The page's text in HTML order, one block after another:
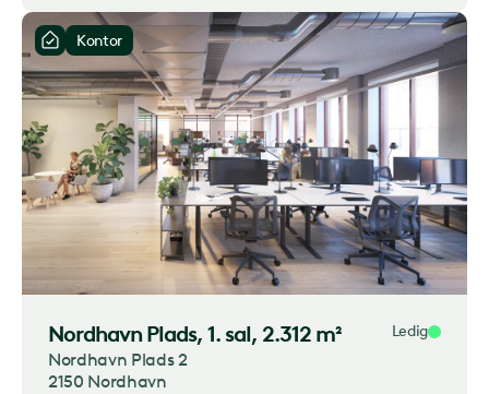
Kontor
Nordhavn Plads, 1. sal, 2.312 m² Ledig
Nordhavn Plads 2
2150 Nordhavn